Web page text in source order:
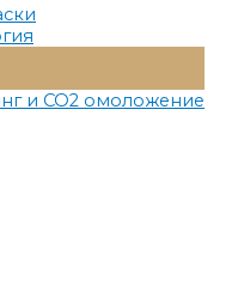
Меню
и СО2 омоложение